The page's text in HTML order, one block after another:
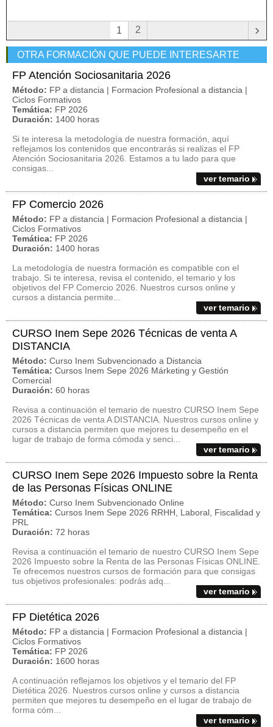
1 2 ›
OTRA FORMACIÓN QUE PUEDE INTERESARTE
FP Atención Sociosanitaria 2026
Método: FP a distancia | Formacion Profesional a distancia |
Ciclos Formativos
Temática: FP 2026
Duración: 1400 horas
Si te interesa la metodología de nuestra formación, aquí
reflejamos los contenidos que encontrarás si realizas el FP
Atención Sociosanitaria 2026. Estamos a tu lado para que
consigas...
ver temario
FP Comercio 2026
Método: FP a distancia | Formacion Profesional a distancia |
Ciclos Formativos
Temática: FP 2026
Duración: 1400 horas
La metodología de nuestra formación es compatible con el
trabajo. Si te interesa, revisa el contenido, el temario y los
objetivos del FP Comercio 2026. Nuestros cursos online y
cursos a distancia permite...
ver temario
CURSO Inem Sepe 2026 Técnicas de venta A
DISTANCIA
Método: Curso Inem Subvencionado a Distancia
Temática: Cursos Inem Sepe 2026 Márketing y Gestión
Comercial
Duración: 60 horas
Revisa a continuación el temario de nuestro CURSO Inem Sepe
2026 Técnicas de venta A DISTANCIA. Nuestros cursos online y
cursos a distancia permiten que mejores tu desempeño en el
lugar de trabajo de forma cómoda y senci...
ver temario
CURSO Inem Sepe 2026 Impuesto sobre la Renta
de las Personas Físicas ONLINE
Método: Curso Inem Subvencionado Online
Temática: Cursos Inem Sepe 2026 RRHH, Laboral, Fiscalidad y
PRL
Duración: 72 horas
Revisa a continuación el temario de nuestro CURSO Inem Sepe
2026 Impuesto sobre la Renta de las Personas Físicas ONLINE.
Te ofrecemos nuestros cursos de formación para que consigas
tus objetivos profesionales: podrás adq...
ver temario
FP Dietética 2026
Método: FP a distancia | Formacion Profesional a distancia |
Ciclos Formativos
Temática: FP 2026
Duración: 1600 horas
A continuación reflejamos los objetivos y el temario del FP
Dietética 2026. Nuestros cursos online y cursos a distancia
permiten que mejores tu desempeño en el lugar de trabajo de
forma cóm...
ver temario